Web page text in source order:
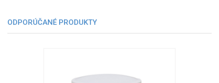
ODPORÚČANÉ PRODUKTY